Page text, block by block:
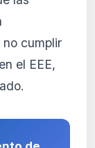
cumplir
el EEE,